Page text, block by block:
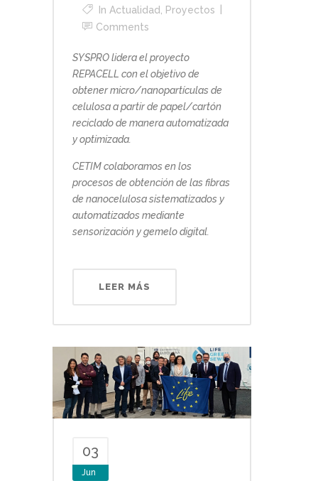
In Actualidad
Proyectos
Comments
SYSPRO lidera el proyecto
REPACELL con el objetivo de
obtener micro/nanopartículas de
celulosa a partir de papel/cartón
reciclado de manera automatizada
y optimizada.
CETIM colaboramos en los
procesos de obtención de las fibras
de nanocelulosa sistematizados y
automatizados mediante
sensorización y gemelo digital.
LEER MÁS
03
Jun